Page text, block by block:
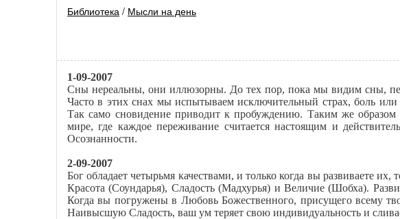
Библиотека / Мысли на день
1-09-2007
Сны нереальны, они иллюзорны. До тех пор, пока мы видим сны,
Часто в этих снах мы испытываем исключительный страх, боль
Так само сновидение приводит к пробуждению. Таким же
мире, где каждое переживание считается настоящим и
Осознанности.
2-09-2007
Бог обладает четырьмя качествами, и только когда вы развиваете
Красота (Соундарья), Сладость (Мадхурья) и Величие (Шобха).
Когда вы погружены в Любовь Божественного, присущего всему
Наивысшую Сладость, ваш ум теряет свою индивидуальность и